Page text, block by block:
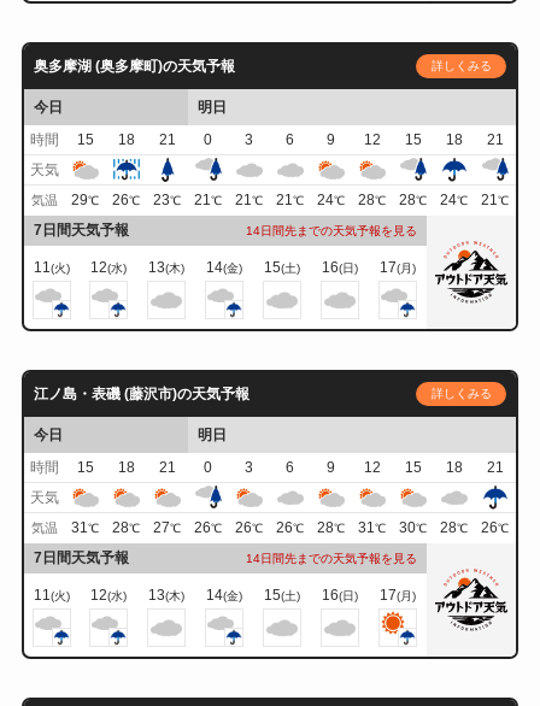
奥多摩湖 (奥多摩町)の天気予報 詳しくみる
今日
明日
時間
15 18 21 0 3 6 9 12 15 18
21
天気
気温 29℃ 26℃ 23℃ 21℃ 21℃ 21℃ 24℃ 28℃ 28℃ 24℃ 21℃
7日間天気予報 14日間先までの天気予報を見る
11(火) 12(水) 13(木) 14(金) 15(土) 16(日) 17(月)
江ノ島・表磯 (藤沢市)の天気予報 詳しくみる
今日
明日
時間
15 18 21 0 3 6 9 12 15 18
21
天気
気温 31℃ 28℃ 27℃ 26℃ 26℃ 26℃ 28℃ 31℃ 30℃ 28℃ 26℃
7日間天気予報 14日間先までの天気予報を見る
11(火) 12(水) 13(木) 14(金) 15(土) 16(日) 17(月)